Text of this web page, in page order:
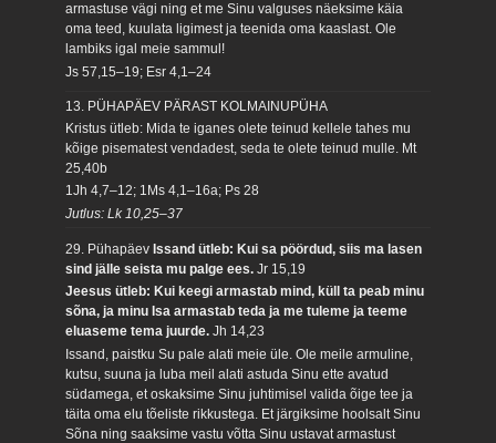
armastuse vägi ning et me Sinu valguses näeksime käia
oma teed, kuulata ligimest ja teenida oma kaaslast. Ole
lambiks igal meie sammul!
Js 57,15–19; Esr 4,1–24
13. PÜHAPÄEV PÄRAST KOLMAINUPÜHA
Kristus ütleb: Mida te iganes olete teinud kellele tahes mu
kõige pisematest vendadest, seda te olete teinud mulle. Mt
25,40b
1Jh 4,7–12; 1Ms 4,1–16a; Ps 28
Jutlus: Lk 10,25–37
29. PühapäevIssand ütleb: Kui sa pöördud, siis ma lasen
sind jälle seista mu palge ees.Jr 15,19
Jeesus ütleb: Kui keegi armastab mind, küll ta peab minu
sõna, ja minu Isa armastab teda ja me tuleme ja teeme
eluaseme tema juurde.Jh 14,23
Issand, paistku Su pale alati meie üle. Ole meile armuline,
kutsu, suuna ja luba meil alati astuda Sinu ette avatud
südamega, et oskaksime Sinu juhtimisel valida õige tee ja
täita oma elu tõeliste rikkustega. Et järgiksime hoolsalt Sinu
Sõna ning saaksime vastu võtta Sinu ustavat armastust